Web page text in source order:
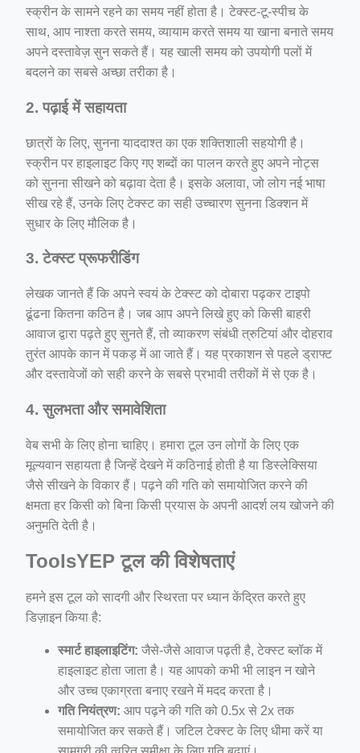
स्क्रीन के सामने रहने का समय नहीं होता है। टेक्स्ट-टू-स्पीच के
साथ, आप नाश्ता करते समय, व्यायाम करते समय या खाना बनाते समय
अपने दस्तावेज़ सुन सकते हैं। यह खाली समय को उपयोगी पलों में
बदलने का सबसे अच्छा तरीका है।
2. पढ़ाई में सहायता
छात्रों के लिए, सुनना याददाश्त का एक शक्तिशाली सहयोगी है।
स्क्रीन पर हाइलाइट किए गए शब्दों का पालन करते हुए अपने नोट्स
को सुनना सीखने को बढ़ावा देता है। इसके अलावा, जो लोग नई भाषा
सीख रहे हैं, उनके लिए टेक्स्ट का सही उच्चारण सुनना डिक्शन में
सुधार के लिए मौलिक है।
3. टेक्स्ट प्रूफरीडिंग
लेखक जानते हैं कि अपने स्वयं के टेक्स्ट को दोबारा पढ़कर टाइपो
ढूंढना कितना कठिन है। जब आप अपने लिखे हुए को किसी बाहरी
आवाज द्वारा पढ़ते हुए सुनते हैं, तो व्याकरण संबंधी त्रुटियां और दोहराव
तुरंत आपके कान में पकड़ में आ जाते हैं। यह प्रकाशन से पहले ड्राफ्ट
और दस्तावेजों को सही करने के सबसे प्रभावी तरीकों में से एक है।
4. सुलभता और समावेशिता
वेब सभी के लिए होना चाहिए। हमारा टूल उन लोगों के लिए एक
मूल्यवान सहायता है जिन्हें देखने में कठिनाई होती है या डिस्लेक्सिया
जैसे सीखने के विकार हैं। पढ़ने की गति को समायोजित करने की
क्षमता हर किसी को बिना किसी प्रयास के अपनी आदर्श लय खोजने की
अनुमति देती है।
ToolsYEP टूल की विशेषताएं
हमने इस टूल को सादगी और स्थिरता पर ध्यान केंद्रित करते हुए
डिज़ाइन किया है:
स्मार्ट हाइलाइटिंग: जैसे-जैसे आवाज पढ़ती है, टेक्स्ट ब्लॉक में
हाइलाइट होता जाता है। यह आपको कभी भी लाइन न खोने
और उच्च एकाग्रता बनाए रखने में मदद करता है।
गति नियंत्रण: आप पढ़ने की गति को 0.5x से 2x तक
समायोजित कर सकते हैं। जटिल टेक्स्ट के लिए धीमा करें या